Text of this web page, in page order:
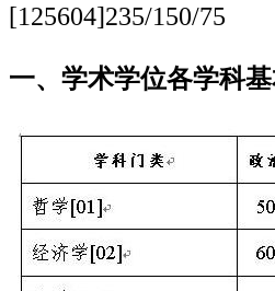
[125604]235/150/75
一、学术学位各学科